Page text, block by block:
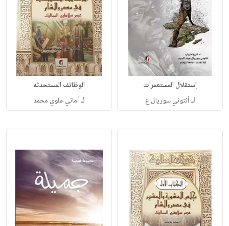
إستقلال المستعمرات
لـأنتوني سوريال ع
الوظائف المستحدثه
لـأماني علوي محمد